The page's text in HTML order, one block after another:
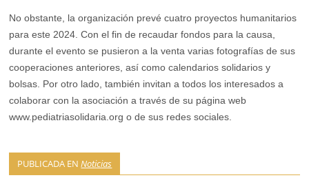
No obstante, la organización prevé cuatro proyectos humanitarios
para este 2024. Con el fin de recaudar fondos para la causa,
durante el evento se pusieron a la venta varias fotografías de sus
cooperaciones anteriores, así como calendarios solidarios y
bolsas. Por otro lado, también invitan a todos los interesados a
colaborar con la asociación a través de su página web
www.pediatriasolidaria.org o de sus redes sociales.
PUBLICADA ENNoticias